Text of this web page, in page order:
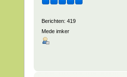
Berichten: 419
Mede imker